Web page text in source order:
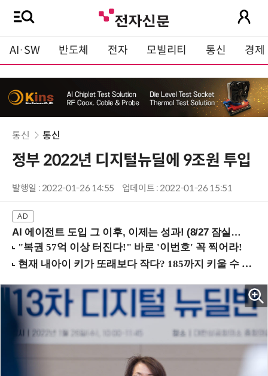
AI·SW 반도체 전자 모빌리티 통신 경제
통신 통신
정부 2022년 디지털뉴딜에 9조원 투입
발행일 : 2022-01-26 14:55 업데이트 : 2022-01-26 15:51
AI 에이전트 도입 그 이후, 이제는 성과! (8/27 잠실역)